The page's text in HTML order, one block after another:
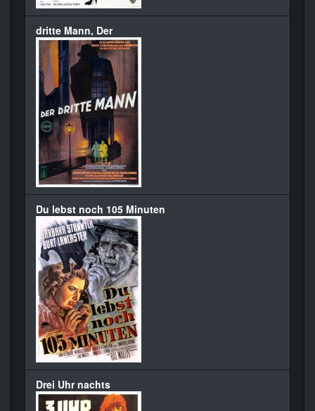
dritte Mann, Der
Du lebst noch 105 Minuten
Drei Uhr nachts